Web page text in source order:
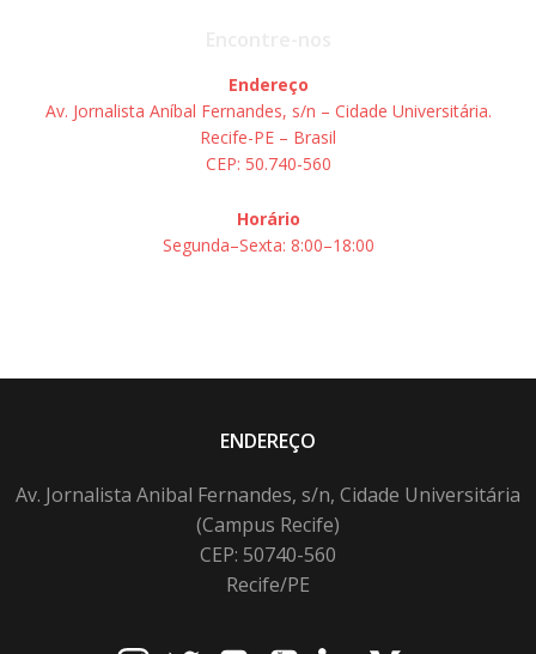
Endereço
Av. Jornalista Aníbal Fernandes, s/n – Cidade Universitária.
Recife-PE – Brasil
CEP: 50.740-560
Horário
Segunda–Sexta: 8:00–18:00
ENDEREÇO
Av. Jornalista Anibal Fernandes, s/n, Cidade Universitária
(Campus Recife)
CEP: 50740-560
Recife/PE